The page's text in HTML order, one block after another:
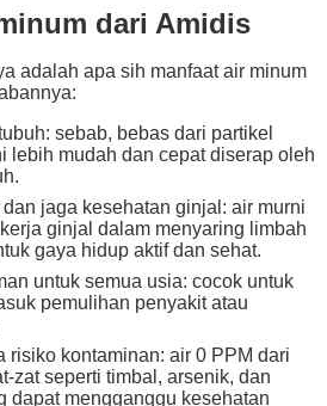
dari Amidis
adalah apa sih manfaat air minum
sebab, bebas dari partikel
lebih mudah dan cepat diserap oleh
jaga kesehatan ginjal: air murni
ginjal dalam menyaring limbah
gaya hidup aktif dan sehat.
untuk semua usia: cocok untuk
pemulihan penyakit atau
risiko kontaminan: air 0 PPM dari
zat seperti timbal, arsenik, dan
dapat mengganggu kesehatan